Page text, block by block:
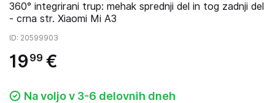
360° integrirani trup: mehak sprednji del in tog zadnji del
- crna str. Xiaomi Mi A3
ID: 20599903
19 99 €
Na voljo v 3-6 delovnih dneh